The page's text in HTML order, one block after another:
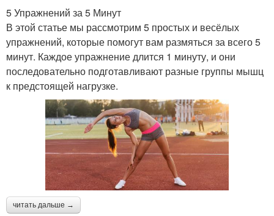
5 Упражнений за 5 Минут
В этой статье мы рассмотрим 5 простых и весёлых
упражнений, которые помогут вам размяться за всего 5
минут. Каждое упражнение длится 1 минуту, и они
последовательно подготавливают разные группы мышц
к предстоящей нагрузке.
читать дальше →